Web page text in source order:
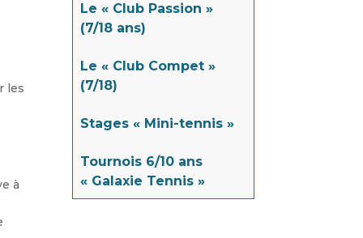
les
à
Le « Club Passion »
(7/18 ans)
Le « Club Compet »
(7/18)
Stages « Mini-tennis »
Tournois 6/10 ans
« Galaxie Tennis »